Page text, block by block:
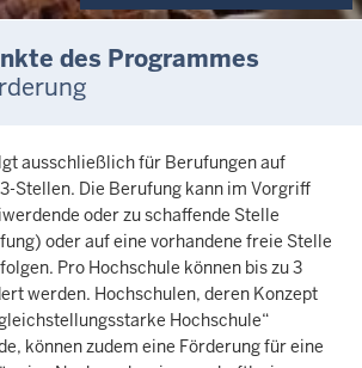
des Programmes
ausschließlich für Berufungen auf
Stellen. Die Berufung kann im Vorgriff
oder zu schaffende Stelle
oder auf eine vorhandene freie Stelle
Pro Hochschule können bis zu 3
werden. Hochschulen, deren Konzept
Hochschule“
können zudem eine Förderung für eine